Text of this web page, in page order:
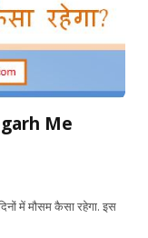
Me
में मौसम कैसा रहेगा. इस